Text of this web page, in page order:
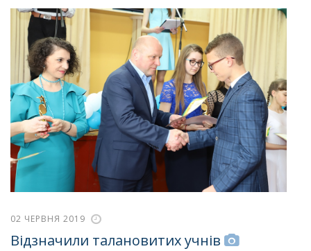
02 ЧЕРВНЯ 2019
Відзначили талановитих учнів